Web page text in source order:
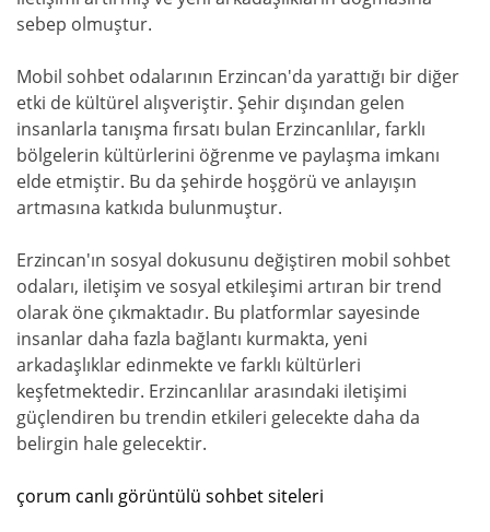
sebep olmuştur.
Mobil sohbet odalarının Erzincan'da yarattığı bir diğer
etki de kültürel alışveriştir. Şehir dışından gelen
insanlarla tanışma fırsatı bulan Erzincanlılar, farklı
bölgelerin kültürlerini öğrenme ve paylaşma imkanı
elde etmiştir. Bu da şehirde hoşgörü ve anlayışın
artmasına katkıda bulunmuştur.
Erzincan'ın sosyal dokusunu değiştiren mobil sohbet
odaları, iletişim ve sosyal etkileşimi artıran bir trend
olarak öne çıkmaktadır. Bu platformlar sayesinde
insanlar daha fazla bağlantı kurmakta, yeni
arkadaşlıklar edinmekte ve farklı kültürleri
keşfetmektedir. Erzincanlılar arasındaki iletişimi
güçlendiren bu trendin etkileri gelecekte daha da
belirgin hale gelecektir.
çorum canlı görüntülü sohbet siteleri